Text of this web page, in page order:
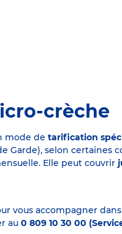
crèche
mode de tarification
Garde), selon certaines
Elle peut couvrir
vous accompagner
au 0 809 10 30 00